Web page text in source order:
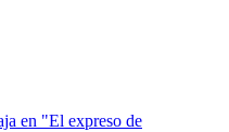
en "El expreso de